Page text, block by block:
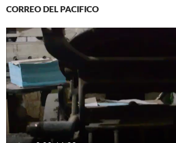
CORREO DEL PACIFICO